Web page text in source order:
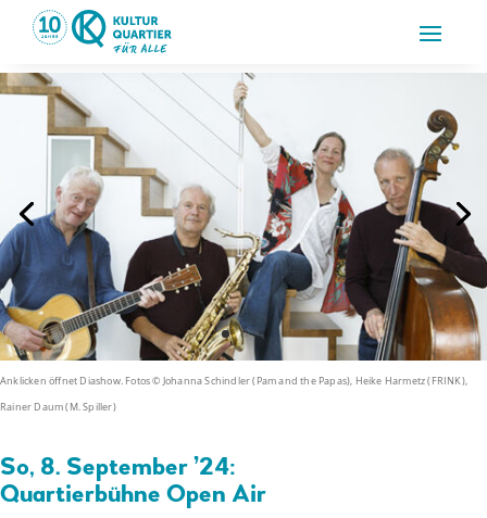
Anklicken öffnet Diashow. Fotos © Johanna Schindler (Pam and the Papas), Heike Harmetz (FRINK),
Rainer Daum (M. Spiller)
So, 8. September ’24:
Quartierbühne Open Air